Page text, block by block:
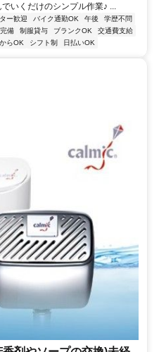
いくだけのシンプル作業♪ ...
ー歓迎 バイク通勤OK 午後
学歴不問
備 制服貸与 ブランクOK
交通費支給
らOK シフト制 日払いOK